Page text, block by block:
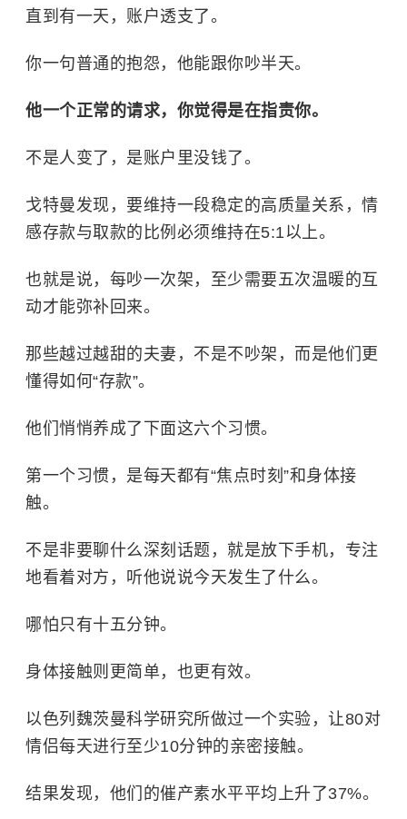
直到有一天，账户透支了。
你一句普通的抱怨，他能跟你吵半天。
他一个正常的请求，你觉得是在指责你。
不是人变了，是账户里没钱了。
戈特曼发现，要维持一段稳定的高质量关系，情
感存款与取款的比例必须维持在5:1以上。
也就是说，每吵一次架，至少需要五次温暖的互
动才能弥补回来。
那些越过越甜的夫妻，不是不吵架，而是他们更
懂得如何“存款”。
他们悄悄养成了下面这六个习惯。
第一个习惯，是每天都有“焦点时刻”和身体接
触。
不是非要聊什么深刻话题，就是放下手机，专注
地看着对方，听他说说今天发生了什么。
哪怕只有十五分钟。
身体接触则更简单，也更有效。
以色列魏茨曼科学研究所做过一个实验，让80对
情侣每天进行至少10分钟的亲密接触。
结果发现，他们的催产素水平平均上升了37%。